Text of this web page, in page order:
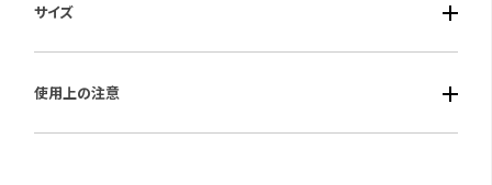
■風防素材：サファイアガラス
■ベルト素材：レザー
サイズ
■重さ：約69g
使用上の注意